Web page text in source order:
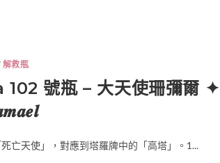
解救瓶
號瓶 – 大天使珊彌爾 ✦
亡天使」，對應到塔羅牌中的「高塔」。1...